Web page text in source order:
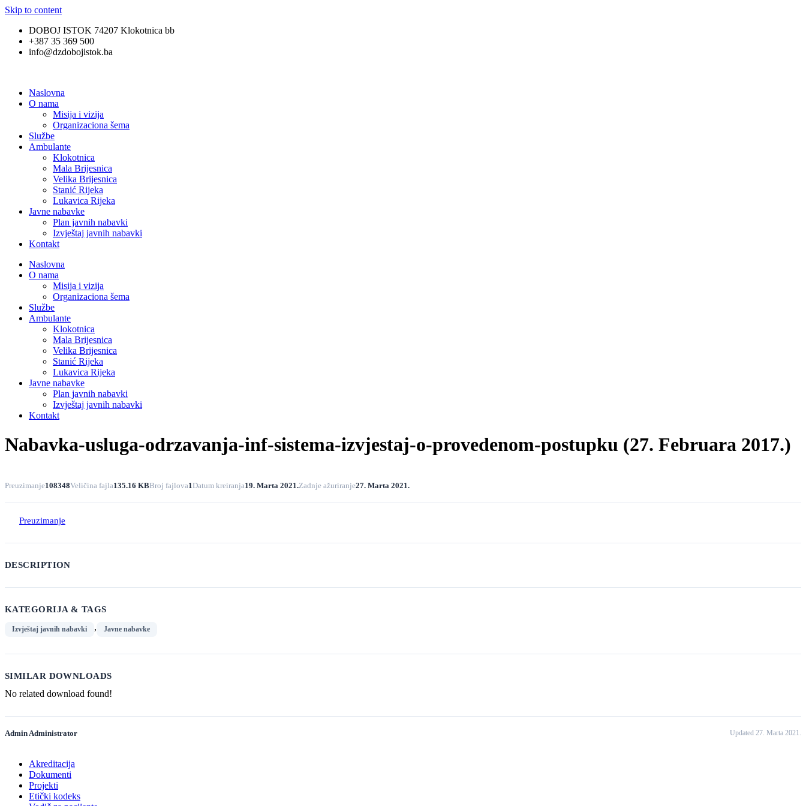
Skip to content
DOBOJ ISTOK 74207 Klokotnica bb
+387 35 369 500
info@dzdobojistok.ba
Naslovna
O nama
Misija i vizija
Organizaciona šema
Službe
Ambulante
Klokotnica
Mala Brijesnica
Velika Brijesnica
Stanić Rijeka
Lukavica Rijeka
Javne nabavke
Plan javnih nabavki
Izvještaj javnih nabavki
Kontakt
Naslovna
O nama
Misija i vizija
Organizaciona šema
Službe
Ambulante
Klokotnica
Mala Brijesnica
Velika Brijesnica
Stanić Rijeka
Lukavica Rijeka
Javne nabavke
Plan javnih nabavki
Izvještaj javnih nabavki
Kontakt
Nabavka-usluga-odrzavanja-inf-sistema-izvjestaj-o-provedenom-postupku (27. Februara 2017.)
Preuzimanje108348Veličina fajla135.16 KBBroj fajlova1Datum kreiranja19. Marta 2021.Zadnje ažuriranje27. Marta 2021.
Preuzimanje
DESCRIPTION
KATEGORIJA & TAGS
Izvještaj javnih nabavki , Javne nabavke
SIMILAR DOWNLOADS
No related download found!
Admin Administrator Updated 27. Marta 2021.
Akreditacija
Dokumenti
Projekti
Etički kodeks